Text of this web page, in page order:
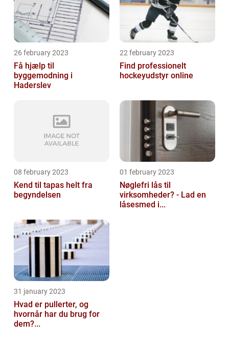
26 february 2023
Få hjælp til
byggemodning i
Haderslev
22 february 2023
Find professionelt
hockeyudstyr online
08 february 2023
Kend til tapas helt fra
begyndelsen
01 february 2023
Nøglefri lås til
virksomheder? - Lad en
låsesmed i...
31 january 2023
Hvad er pullerter, og
hvornår har du brug for
dem?...